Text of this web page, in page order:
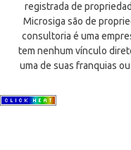
registrada de
Microsiga são de
consultoria é uma
tem nenhum vínculo
uma de suas franquias